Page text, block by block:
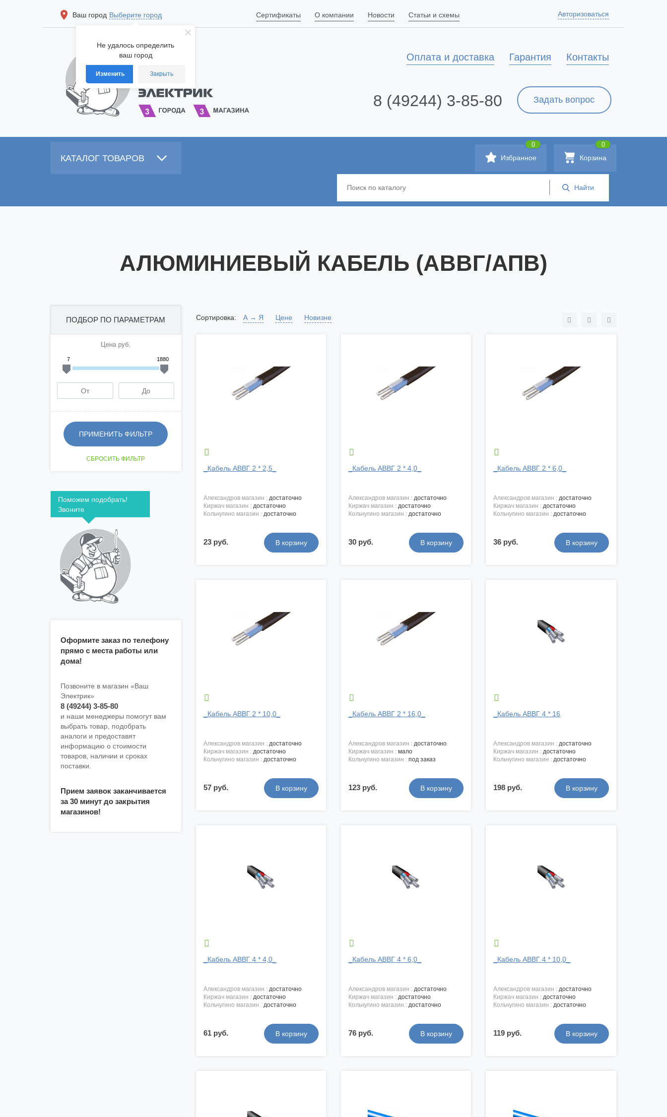
Не удалось определить
ваш город
Изменить Закрыть
Ваш город Выберите город Сертификаты О компании Новости Статьи и схемы Авторизоваться
Контакты
Гарантия
Оплата и доставка
Задать вопрос
8 (49244) 3-85-80
КАТАЛОГ ТОВАРОВ Корзина
0
Избранное
0
АЛЮМИНИЕВЫЙ КАБЕЛЬ (АВВГ/АПВ)
ПОДБОР ПО ПАРАМЕТРАМ
Цена руб.
7 1880
Поможем подобрать!
Звоните
Оформите заказ по телефону
прямо с места работы или
дома!
Позвоните в магазин «Ваш
Электрик»
8 (49244) 3-85-80
и наши менеджеры помогут вам
выбрать товар, подобрать
аналоги и предоставят
информацию о стоимости
товаров, наличии и сроках
поставки.
Прием заявок заканчивается
за 30 минут до закрытия
магазинов!
Сортировка: А → Я Цене Новизне

_Кабель АВВГ 2 * 2,5_
александров магазин : достаточно
киржач магазин : достаточно
кольчугино магазин : достаточно
23 руб.

_Кабель АВВГ 2 * 4,0_
александров магазин : достаточно
киржач магазин : достаточно
кольчугино магазин : достаточно
30 руб.

_Кабель АВВГ 2 * 6,0_
александров магазин :достаточно
киржач магазин :достаточно
кольчугино магазин :достаточно
36 руб.

_Кабель АВВГ 2 * 10,0_
александров магазин : достаточно
киржач магазин : достаточно
кольчугино магазин : достаточно
57 руб.

_Кабель АВВГ 2 * 16,0_
александров магазин : достаточно
киржач магазин : мало
кольчугино магазин : под заказ
123 руб.

_Кабель АВВГ 4 * 16
александров магазин :достаточно
киржач магазин :достаточно
кольчугино магазин :достаточно
198 руб.

_Кабель АВВГ 4 * 4,0_
александров магазин : достаточно
киржач магазин : достаточно
кольчугино магазин : достаточно
61 руб.

_Кабель АВВГ 4 * 6,0_
александров магазин : достаточно
киржач магазин : достаточно
кольчугино магазин : достаточно
76 руб.

_Кабель АВВГ 4 * 10,0_
александров магазин :достаточно
киржач магазин :достаточно
кольчугино магазин :достаточно
119 руб.